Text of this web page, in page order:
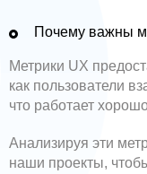
Почему важны
Метрики UX
как пользователи
что работает
Анализируя эти
наши проекты,